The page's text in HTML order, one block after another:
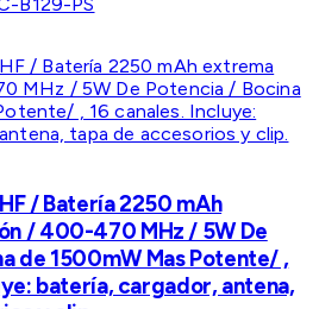
B129-PS
/ Batería 2250 mAh
/ 400-470 MHz / 5W De
de 1500mW Mas Potente/ ,
batería, cargador, antena,